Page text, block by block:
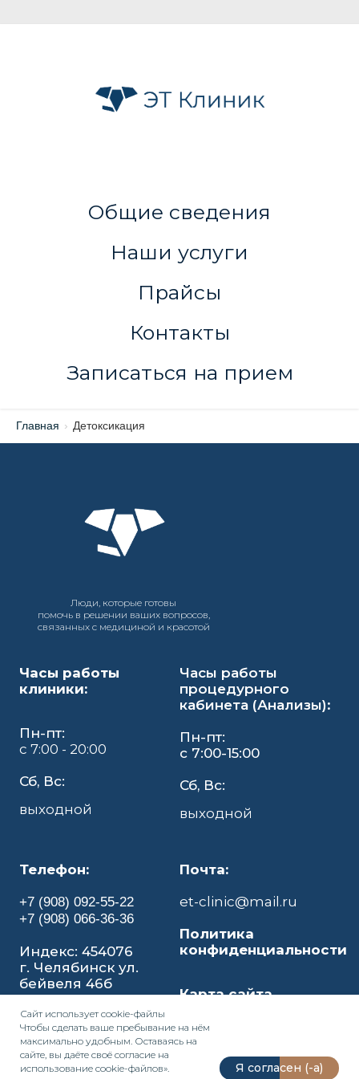
Общие сведения
Наши услуги
Прайсы
Контакты
Записаться на прием
Главная › Детоксикация
Сайт используетcookie-файлы
Чтобы сделать ваше пребывание на нём
максимально удобным. Оставаясь на
сайте, вы даёте своё согласие на
использование cookie-файлов».
Я согласен (-а)
Люди, которые готовы
помочь в решении ваших вопросов,
связанных с медициной и красотой
Часы работы
клиники:
Пн-пт:
с 7:00 - 20:00
Сб, Вс:
выходной
Часы работы
процедурного
кабинета (Анализы):
Пн-пт:
с 7:00-15:00
Сб, Вс:
выходной
Телефон:
+7 (908) 092-55-22
+7 (908) 066-36-36
Индекс: 454076
г. Челябинск ул.
бейвеля 46б
Почта:
et-clinic@mail.ru
Политика
конфиденциальности
Карта сайта